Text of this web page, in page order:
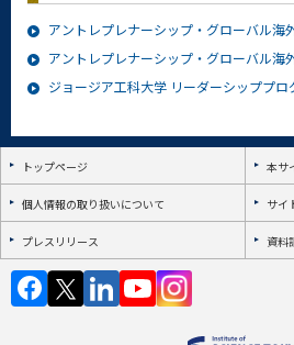
アントレプレナーシップ・グローバル海
アントレプレナーシップ・グローバル海
ジョージア工科大学 リーダーシッププロ
トップページ 本サ
個人情報の取り扱いについて サイ
プレスリリース 資料